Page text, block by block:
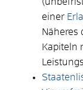
einer
Näheres
Kapiteln